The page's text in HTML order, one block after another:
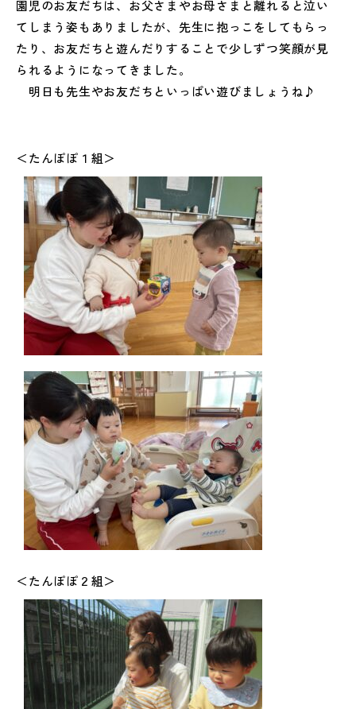
園児のお友だちは、お父さまやお母さまと離れると泣い
てしまう姿もありましたが、先生に抱っこをしてもらっ
たり、お友だちと遊んだりすることで少しずつ笑顔が見
られるようになってきました。
明日も先生やお友だちといっぱい遊びましょうね♪
＜たんぽぽ１組＞
＜たんぽぽ２組＞